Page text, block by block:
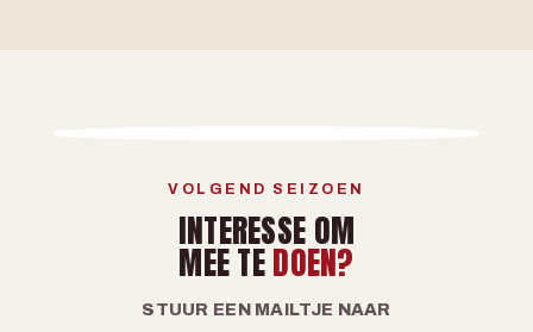
VOLGEND SEIZOEN
INTERESSE OM
MEE TEDOEN?
STUUR EEN MAILTJE NAAR